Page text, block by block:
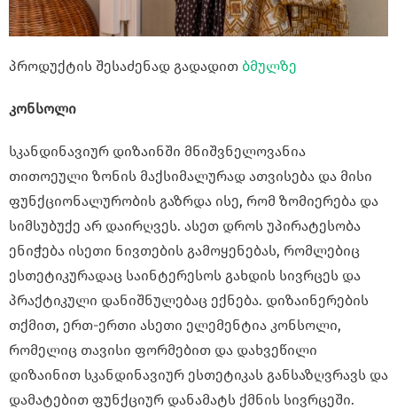
პროდუქტის შესაძენად გადადით ბმულზე
კონსოლი
სკანდინავიურ დიზაინში მნიშვნელოვანია
თითოეული ზონის მაქსიმალურად ათვისება და მისი
ფუნქციონალურობის გაზრდა ისე, რომ ზომიერება და
სიმსუბუქე არ დაირღვეს. ასეთ დროს უპირატესობა
ენიჭება ისეთი ნივთების გამოყენებას, რომლებიც
ესთეტიკურადაც საინტერესოს გახდის სივრცეს და
პრაქტიკული დანიშნულებაც ექნება. დიზაინერების
თქმით, ერთ-ერთი ასეთი ელემენტია კონსოლი,
რომელიც თავისი ფორმებით და დახვეწილი
დიზაინით სკანდინავიურ ესთეტიკას განსაზღვრავს და
დამატებით ფუნქციურ დანამატს ქმნის სივრცეში.